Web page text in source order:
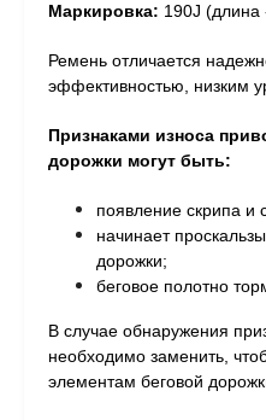
Маркировка: 190J (длина
Ремень отличается
эффективностью, низким
Признаками износа
дорожки могут быть:
появление скрипа и
начинает
дорожки;
беговое полотно
В случае обнаружения
необходимо заменить,
элементам беговой